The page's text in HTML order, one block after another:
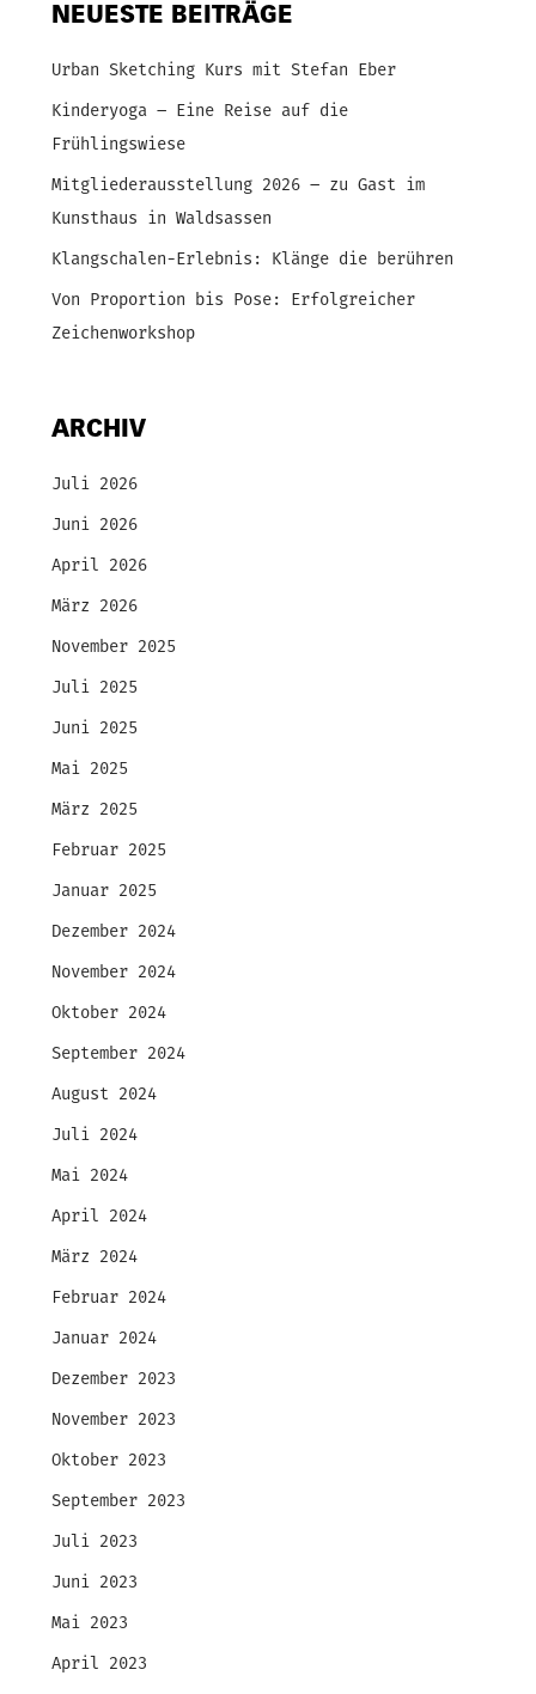
NEUESTE BEITRÄGE
Urban Sketching Kurs mit Stefan Eber
Kinderyoga – Eine Reise auf die
Frühlingswiese
Mitgliederausstellung 2026 – zu Gast im
Kunsthaus in Waldsassen
Klangschalen-Erlebnis: Klänge die berühren
Von Proportion bis Pose: Erfolgreicher
Zeichenworkshop
ARCHIV
Juli 2026
Juni 2026
April 2026
März 2026
November 2025
Juli 2025
Juni 2025
Mai 2025
März 2025
Februar 2025
Januar 2025
Dezember 2024
November 2024
Oktober 2024
September 2024
August 2024
Juli 2024
Mai 2024
April 2024
März 2024
Februar 2024
Januar 2024
Dezember 2023
November 2023
Oktober 2023
September 2023
Juli 2023
Juni 2023
Mai 2023
April 2023